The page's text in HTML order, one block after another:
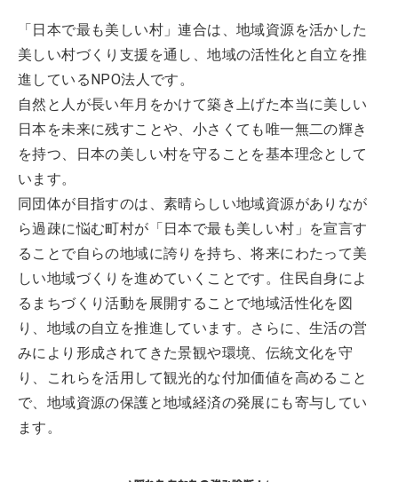
「日本で最も美しい村」連合は、地域資源を活かした
美しい村づくり支援を通し、地域の活性化と自立を推
進しているNPO法人です。
自然と人が長い年月をかけて築き上げた本当に美しい
日本を未来に残すことや、小さくても唯一無二の輝き
を持つ、日本の美しい村を守ることを基本理念として
います。
同団体が目指すのは、素晴らしい地域資源がありなが
ら過疎に悩む町村が「日本で最も美しい村」を宣言す
ることで自らの地域に誇りを持ち、将来にわたって美
しい地域づくりを進めていくことです。住民自身によ
るまちづくり活動を展開することで地域活性化を図
り、地域の自立を推進しています。さらに、生活の営
みにより形成されてきた景観や環境、伝統文化を守
り、これらを活用して観光的な付加価値を高めること
で、地域資源の保護と地域経済の発展にも寄与してい
ます。